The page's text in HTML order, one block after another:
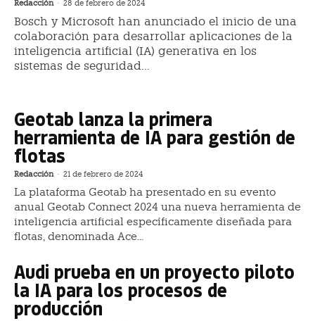
Redacción - 28 de febrero de 2024
Bosch y Microsoft han anunciado el inicio de una
colaboración para desarrollar aplicaciones de la
inteligencia artificial (IA) generativa en los
sistemas de seguridad...
Geotab lanza la primera
herramienta de IA para gestión de
flotas
Redacción - 21 de febrero de 2024
La plataforma Geotab ha presentado en su evento
anual Geotab Connect 2024 una nueva herramienta de
inteligencia artificial específicamente diseñada para
flotas, denominada Ace...
Audi prueba en un proyecto piloto
la IA para los procesos de
producción